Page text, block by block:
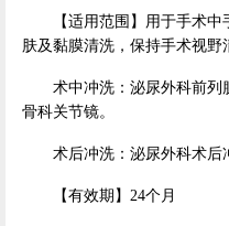
【适用范围】用于手术中
肤及黏膜清洗，保持手术视野
术中冲洗：泌尿外科前列
骨科关节镜。
术后冲洗：泌尿外科术后
【有效期】24个月